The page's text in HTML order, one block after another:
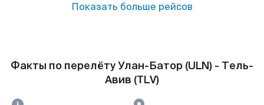
Показать больше рейсов
Факты по перелёту Улан-Батор (ULN) - Тель-
Авив (TLV)